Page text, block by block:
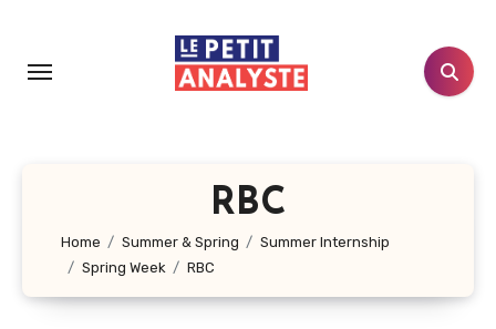
contenu
RBC
Home Summer & Spring
Summer Internship
Spring Week
RBC